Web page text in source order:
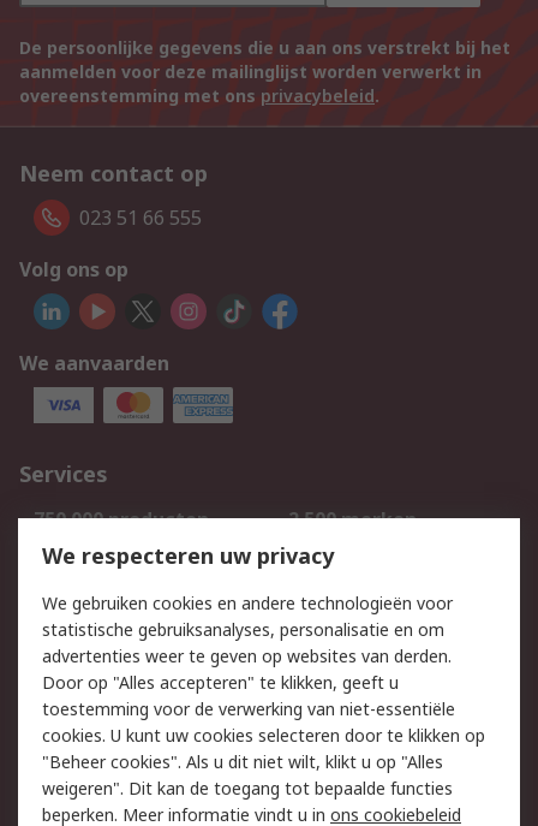
De persoonlijke gegevens die u aan ons verstrekt bij het
aanmelden voor deze mailinglijst worden verwerkt in
overeenstemming met ons privacybeleid.
Neem contact op
023 51 66 555
Volg ons op
We aanvaarden
Services
750.000 producten
2.500 merken
Bestellen
Inkoopoplossingen
Track & Trace
Wettelijk
Cookiebeleid
Email veiligheid
Privacybeleid
Websitevoorwaarden
Algemene
We respecteren uw privacy
We gebruiken cookies en andere technologieën voor
statistische gebruiksanalyses, personalisatie en om
advertenties weer te geven op websites van derden.
Door op "Alles accepteren" te klikken, geeft u
toestemming voor de verwerking van niet-essentiële
cookies. U kunt uw cookies selecteren door te klikken op
"Beheer cookies". Als u dit niet wilt, klikt u op "Alles
weigeren". Dit kan de toegang tot bepaalde functies
beperken. Meer informatie vindt u in ons cookiebeleid